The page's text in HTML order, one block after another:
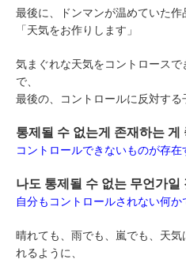
最後に、ドンマンが温めていた作
「天気をお作りします」
気まぐれな天気をコントロース
で、
最後の、コントロールに反対する
통제될 수 없는게 존재하는 게
コントロールできないものが存在
나도 통제될 수 없는 무언가일
自分もコントロールされない何か
晴れても、雨でも、嵐でも、天
れるように、